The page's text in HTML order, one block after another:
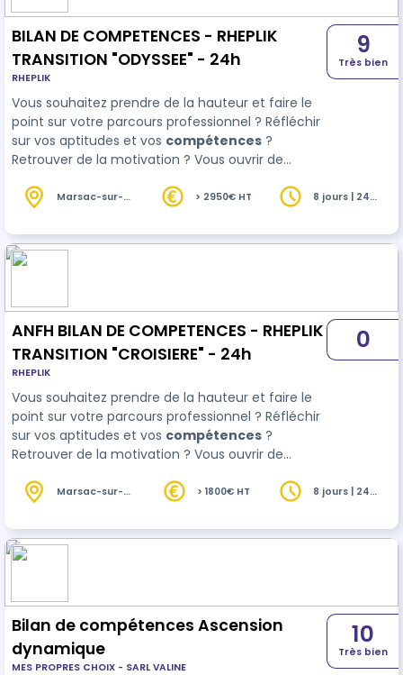
BILAN DE COMPETENCES - RHEPLIK
TRANSITION "ODYSSEE" - 24h
RHEPLIK
Vous souhaitez prendre de la hauteur et faire le
point sur votre parcours professionnel ? Réfléchir
sur vos aptitudes et vos compétences ?
Retrouver de la motivation ? Vous ouvrir de
soit pour une reconversion, une évolution ou un
bord avec RHEPLIK TRANSITION ODYSSEE ! Vous
bénéfic…
9
Très bien
Marsac-sur-
> 2950€ HT
8 jours | 24
ANFH BILAN DE COMPETENCES - RHEPLIK
TRANSITION "CROISIERE" - 24h
RHEPLIK
Vous souhaitez prendre de la hauteur et faire le
point sur votre parcours professionnel ? Réfléchir
sur vos aptitudes et vos compétences ?
Retrouver de la motivation ? Vous ouvrir de
soit pour une reconversion, une évolution ou un
bord avec RHEPLIK TRANSITION CROISIERE ! Profitez
de…
0
Marsac-sur-
> 1800€ HT
8 jours | 24
Bilan de compétences Ascension
dynamique
MES PROPRES CHOIX - SARL VALINE
10
Très bien